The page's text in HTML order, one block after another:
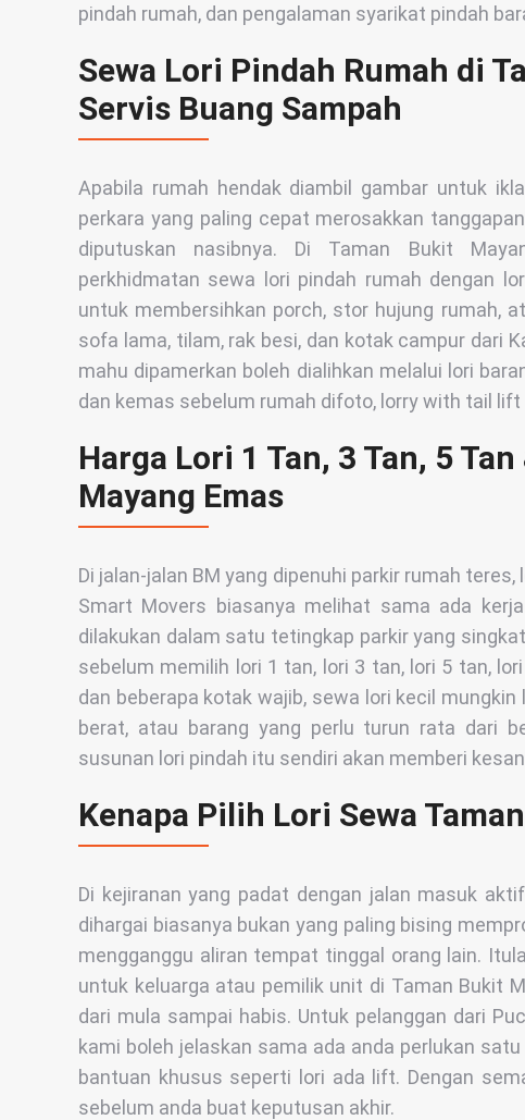
pindah rumah, dan pengalaman syarikat pindah
Sewa Lori Pindah Rumah di
Servis Buang Sampah
Apabila rumah hendak diambil gambar untuk
perkara yang paling cepat merosakkan
diputuskan nasibnya. Di Taman Bukit
perkhidmatan sewa lori pindah rumah dengan
untuk membersihkan porch, stor hujung rumah,
sofa lama, tilam, rak besi, dan kotak campur dari
mahu dipamerkan boleh dialihkan melalui lori
dan kemas sebelum rumah difoto, lorry with tail
Harga Lori 1 Tan, 3 Tan, 5
Mayang Emas
Di jalan-jalan BM yang dipenuhi parkir rumah
Smart Movers biasanya melihat sama ada
dilakukan dalam satu tetingkap parkir yang
sebelum memilih lori 1 tan, lori 3 tan, lori 5 tan,
dan beberapa kotak wajib, sewa lori kecil
berat, atau barang yang perlu turun rata dari
susunan lori pindah itu sendiri akan memberi
Kenapa Pilih Lori Sewa
Di kejiranan yang padat dengan jalan masuk
dihargai biasanya bukan yang paling bising
mengganggu aliran tempat tinggal orang lain.
untuk keluarga atau pemilik unit di Taman Bukit
dari mula sampai habis. Untuk pelanggan dari
kami boleh jelaskan sama ada anda perlukan
bantuan khusus seperti lori ada lift. Dengan
sebelum anda buat keputusan akhir.